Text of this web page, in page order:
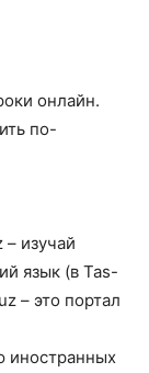
онлайн.
по-
– изучай
язык (в Tas-
– это портал
иностранных